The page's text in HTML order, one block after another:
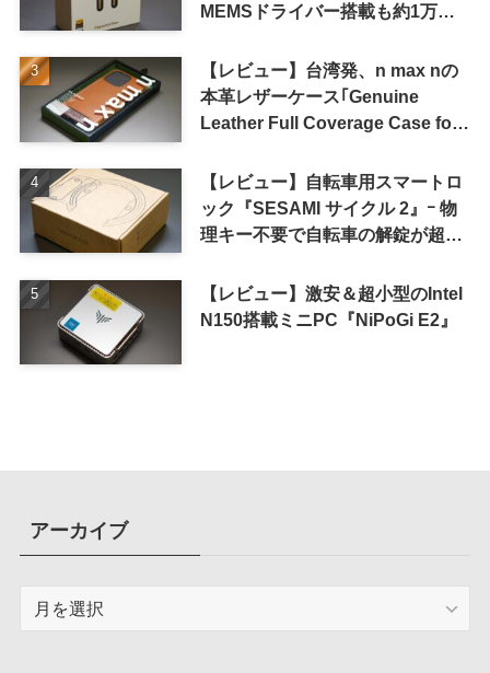
MEMSドライバー搭載も約1万円
【レビュー】台湾発、n max nの
本革レザーケース｢Genuine
Leather Full Coverage Case for
【レビュー】自転車用スマートロ
ック『SESAMI サイクル 2』ｰ 物
理キー不要で自転車の解錠が超簡
【レビュー】激安＆超小型のIntel
N150搭載ミニPC『NiPoGi E2』
アーカイブ